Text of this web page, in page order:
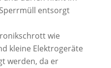
entsorgt
wie
kleine Elektrogeräte
werden, da er